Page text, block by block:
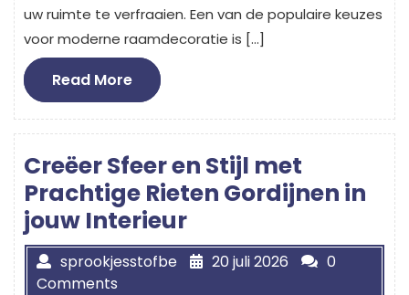
uw ruimte te verfraaien. Een van de populaire keuzes
voor moderne raamdecoratie is […]
Read MoreRead
More
Creëer Sfeer en Stijl met
Prachtige Rieten Gordijnen in
jouw Interieur
sprookjesstofbe 20 juli 2026
0
Comments